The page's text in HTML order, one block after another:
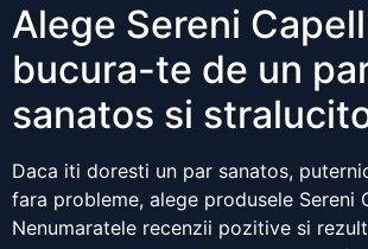
Alege Sereni
bucura-te de un
sanatos si
Daca iti doresti un par sanatos,
fara probleme, alege produsele Sereni
Nenumaratele recenzii pozitive si